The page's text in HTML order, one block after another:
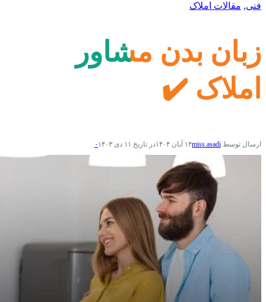
فنی, مقالات املاک
زبان بدن مشاور
املاک ✔️
ارسال توسط miss.asadi۱۴ آبان ۱۴۰۴ در تاریخ ۱۱ دی ۱۴۰۳ ۰